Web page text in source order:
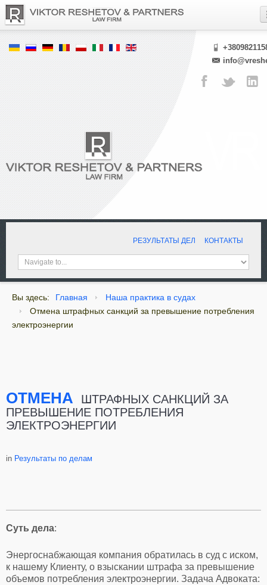
РЕЗУЛЬТАТЫ ДЕЛ КОНТАКТЫ
Вы здесь: Главная
Наша практика в судах
Отмена штрафных санкций за превышение потребления
электроэнергии
ОТМЕНА
ШТРАФНЫХ САНКЦИЙ ЗА
ПРЕВЫШЕНИЕ ПОТРЕБЛЕНИЯ
ЭЛЕКТРОЭНЕРГИИ
in Результаты по делам
Суть дела:
Энергоснабжающая компания обратилась в суд с иском,
к нашему Клиенту, о взыскании штрафа за превышение
объемов потребления электроэнергии. Задача Адвоката: